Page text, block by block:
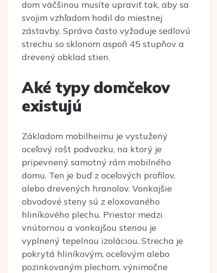
dom väčšinou musíte upraviť tak, aby sa
svojim vzhľadom hodil do miestnej
zástavby. Správa často vyžaduje sedlovú
strechu so sklonom aspoň 45 stupňov a
drevený obklad stien.
Aké typy domčekov
existujú
Základom mobilheimu je vystužený
oceľový rošt podvozku, na ktorý je
pripevnený samotný rám mobilného
domu. Ten je buď z oceľových profilov,
alebo drevených hranolov. Vonkajšie
obvodové steny sú z eloxovaného
hliníkového plechu. Priestor medzi
vnútornou a vonkajšou stenou je
vyplnený tepelnou izoláciou. Strecha je
pokrytá hliníkovým, oceľovým alebo
pozinkovaným plechom, výnimočne